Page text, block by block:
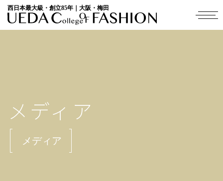
西日本最大級・創立85年｜大阪・梅田
メディア
メディア